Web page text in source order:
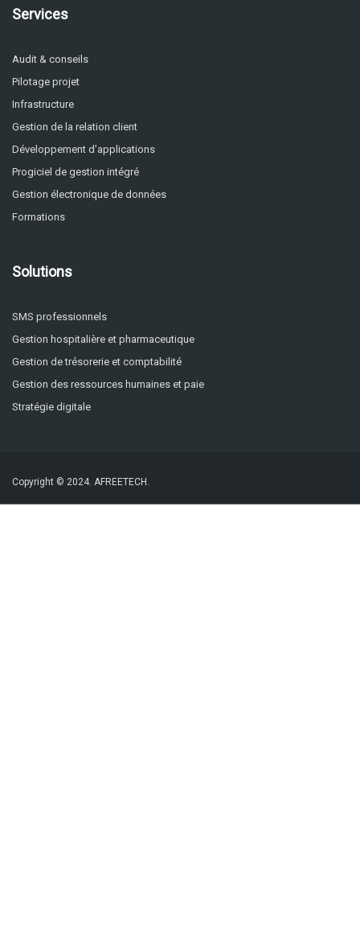
Services
Audit & conseils
Pilotage projet
Infrastructure
Gestion de la relation client
Développement d’applications
Progiciel de gestion intégré
Gestion électronique de données
Formations
Solutions
SMS professionnels
Gestion hospitalière et pharmaceutique
Gestion de trésorerie et comptabilité
Gestion des ressources humaines et paie
Stratégie digitale
Copyright © 2024. AFREETECH.